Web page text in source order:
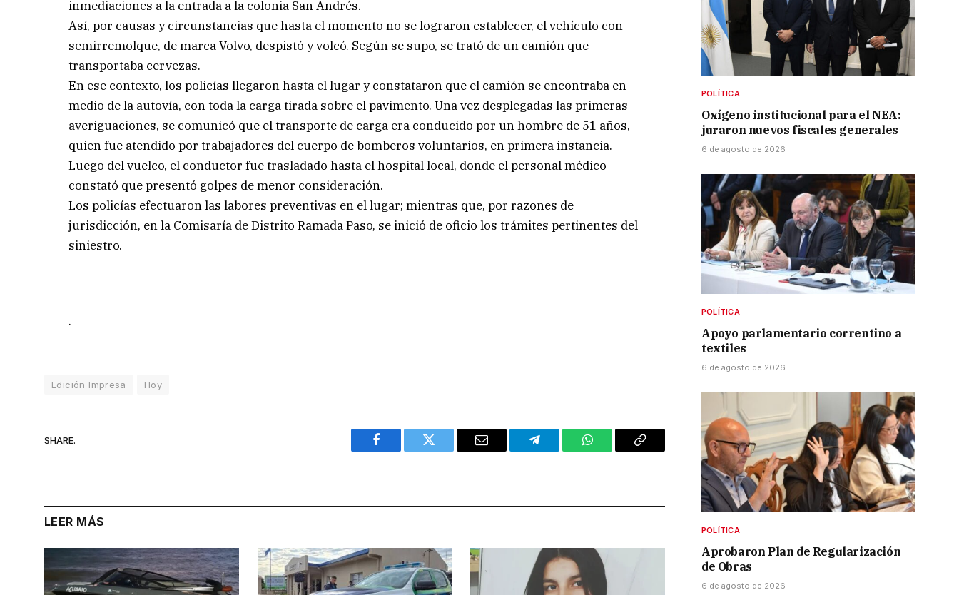
inmediaciones a la entrada a la colonia San Andrés.
Así, por causas y circunstancias que hasta el momento no se lograron establecer, el vehículo con
semirremolque, de marca Volvo, despistó y volcó. Según se supo, se trató de un camión que
transportaba cervezas.
En ese contexto, los policías llegaron hasta el lugar y constataron que el camión se encontraba en
medio de la autovía, con toda la carga tirada sobre el pavimento. Una vez desplegadas las primeras
averiguaciones, se comunicó que el transporte de carga era conducido por un hombre de 51 años,
quien fue atendido por trabajadores del cuerpo de bomberos voluntarios, en primera instancia.
Luego del vuelco, el conductor fue trasladado hasta el hospital local, donde el personal médico
constató que presentó golpes de menor consideración.
Los policías efectuaron las labores preventivas en el lugar; mientras que, por razones de
jurisdicción, en la Comisaría de Distrito Ramada Paso, se inició de oficio los trámites pertinentes del
siniestro.
.
Edición Impresa Hoy
SHARE.
Facebook Twitter Email Telegram WhatsAppCopy
LEER MÁS
POLÍTICA
Oxígeno institucional para el NEA:
juraron nuevos fiscales generales
6 de agosto de 2026
POLÍTICA
Apoyo parlamentario correntino a
textiles
6 de agosto de 2026
POLÍTICA
Aprobaron Plan de Regularización
de Obras
6 de agosto de 2026